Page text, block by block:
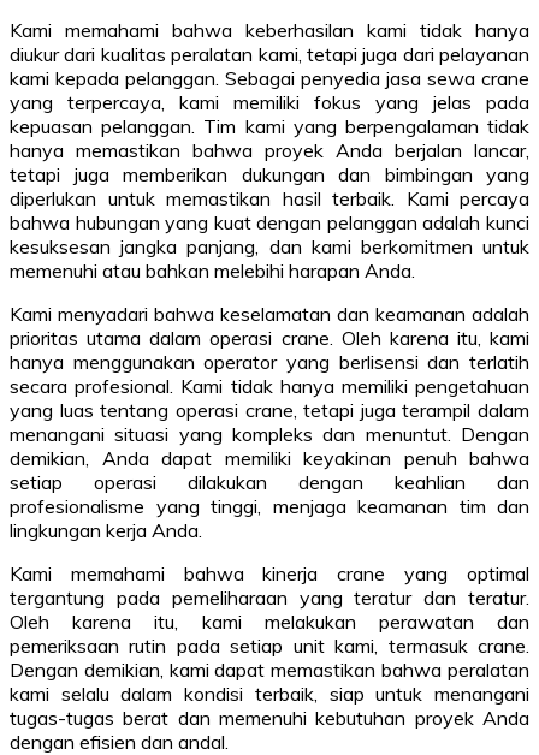
Kami memahami bahwa keberhasilan kami tidak hanya
diukur dari kualitas peralatan kami, tetapi juga dari pelayanan
kami kepada pelanggan. Sebagai penyedia jasa sewa crane
yang terpercaya, kami memiliki fokus yang jelas pada
kepuasan pelanggan. Tim kami yang berpengalaman tidak
hanya memastikan bahwa proyek Anda berjalan lancar,
tetapi juga memberikan dukungan dan bimbingan yang
diperlukan untuk memastikan hasil terbaik. Kami percaya
bahwa hubungan yang kuat dengan pelanggan adalah kunci
kesuksesan jangka panjang, dan kami berkomitmen untuk
memenuhi atau bahkan melebihi harapan Anda.
Kami menyadari bahwa keselamatan dan keamanan adalah
prioritas utama dalam operasi crane. Oleh karena itu, kami
hanya menggunakan operator yang berlisensi dan terlatih
secara profesional. Kami tidak hanya memiliki pengetahuan
yang luas tentang operasi crane, tetapi juga terampil dalam
menangani situasi yang kompleks dan menuntut. Dengan
demikian, Anda dapat memiliki keyakinan penuh bahwa
setiap operasi dilakukan dengan keahlian dan
profesionalisme yang tinggi, menjaga keamanan tim dan
lingkungan kerja Anda.
Kami memahami bahwa kinerja crane yang optimal
tergantung pada pemeliharaan yang teratur dan teratur.
Oleh karena itu, kami melakukan perawatan dan
pemeriksaan rutin pada setiap unit kami, termasuk crane.
Dengan demikian, kami dapat memastikan bahwa peralatan
kami selalu dalam kondisi terbaik, siap untuk menangani
tugas-tugas berat dan memenuhi kebutuhan proyek Anda
dengan efisien dan andal.